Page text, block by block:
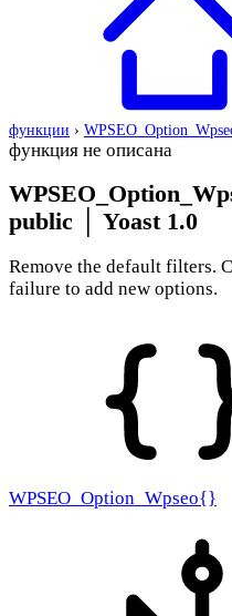
функции ›
функция не описана
public
Yoast 1.0
Remove the default filters.
failure to add new options.
WPSEO_Option_Wpseo{}